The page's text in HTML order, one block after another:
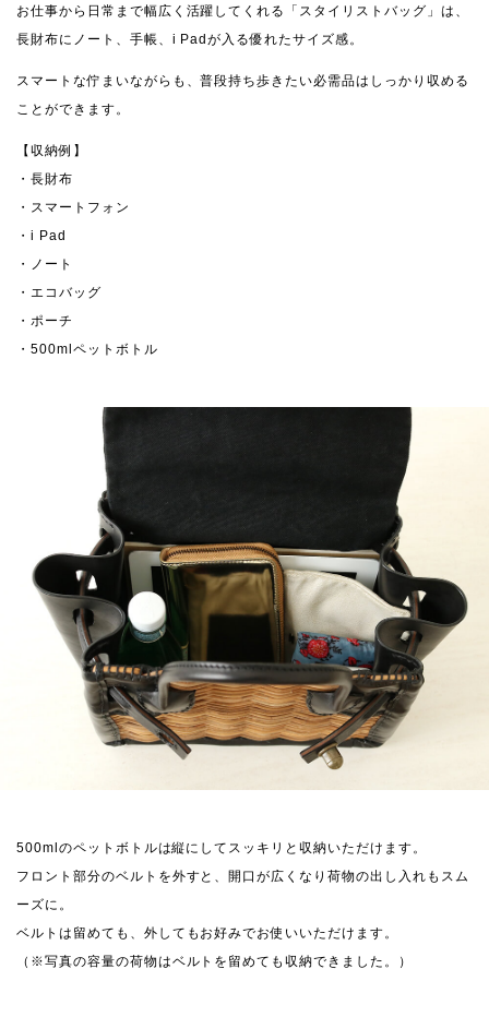
お仕事から日常まで幅広く活躍してくれる「スタイリストバッグ」は、
長財布にノート、手帳、i Padが入る優れたサイズ感。
スマートな佇まいながらも、普段持ち歩きたい必需品はしっかり収める
ことができます。
【収納例】
・長財布
・スマートフォン
・i Pad
・ノート
・エコバッグ
・ポーチ
・500mlペットボトル
500mlのペットボトルは縦にしてスッキリと収納いただけます。
フロント部分のベルトを外すと、開口が広くなり荷物の出し入れもスム
ーズに。
ベルトは留めても、外してもお好みでお使いいただけます。
（※写真の容量の荷物はベルトを留めても収納できました。）